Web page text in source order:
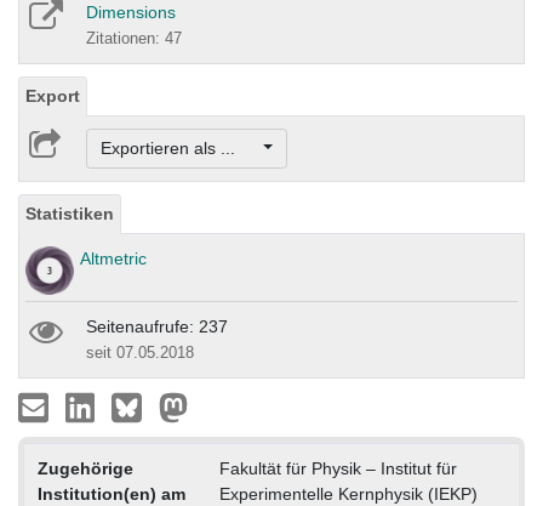
Dimensions
Zitationen: 47
Export
Exportieren als ...
Statistiken
Altmetric
Seitenaufrufe: 237
seit 07.05.2018
Zugehörige
Institution(en) am
Fakultät für Physik – Institut für
Experimentelle Kernphysik (IEKP)